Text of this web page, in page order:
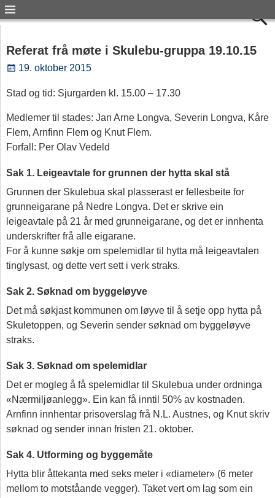
Referat frå møte i Skulebu-gruppa 19.10.15
19. oktober 2015
Stad og tid: Sjurgarden kl. 15.00 – 17.30
Medlemer til stades: Jan Arne Longva, Severin Longva, Kåre
Flem, Arnfinn Flem og Knut Flem.
Forfall: Per Olav Vedeld
Sak 1. Leigeavtale for grunnen der hytta skal stå
Grunnen der Skulebua skal plasserast er fellesbeite for
grunneigarane på Nedre Longva. Det er skrive ein
leigeavtale på 21 år med grunneigarane, og det er innhenta
underskrifter frå alle eigarane.
For å kunne søkje om spelemidlar til hytta må leigeavtalen
tinglysast, og dette vert sett i verk straks.
Sak 2. Søknad om byggeløyve
Det må søkjast kommunen om løyve til å setje opp hytta på
Skuletoppen, og Severin sender søknad om byggeløyve
straks.
Sak 3. Søknad om spelemidlar
Det er mogleg å få spelemidlar til Skulebua under ordninga
«Nærmiljøanlegg». Ein kan få inntil 50% av kostnaden.
Arnfinn innhentar prisoverslag frå N.L. Austnes, og Knut skriv
søknad og sender innan fristen 21. oktober.
Sak 4. Utforming og byggemåte
Hytta blir åttekanta med seks meter i «diameter» (6 meter
mellom to motståande vegger). Taket vert om lag som ein